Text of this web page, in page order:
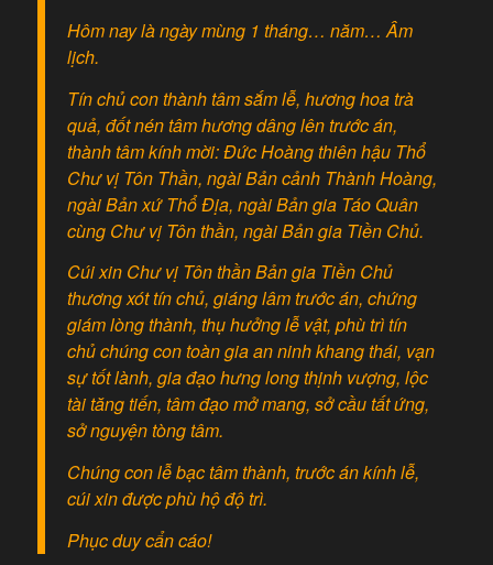
Hôm nay là ngày mùng 1 tháng… năm… Âm
lịch.
Tín chủ con thành tâm sắm lễ, hương hoa trà
quả, đốt nén tâm hương dâng lên trước án,
thành tâm kính mời: Đức Hoàng thiên hậu Thổ
Chư vị Tôn Thần, ngài Bản cảnh Thành Hoàng,
ngài Bản xứ Thổ Địa, ngài Bản gia Táo Quân
cùng Chư vị Tôn thần, ngài Bản gia Tiền Chủ.
Cúi xin Chư vị Tôn thần Bản gia Tiền Chủ
thương xót tín chủ, giáng lâm trước án, chứng
giám lòng thành, thụ hưởng lễ vật, phù trì tín
chủ chúng con toàn gia an ninh khang thái, vạn
sự tốt lành, gia đạo hưng long thịnh vượng, lộc
tài tăng tiến, tâm đạo mở mang, sở cầu tất ứng,
sở nguyện tòng tâm.
Chúng con lễ bạc tâm thành, trước án kính lễ,
cúi xin được phù hộ độ trì.
Phục duy cẩn cáo!